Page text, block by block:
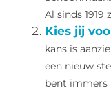
Al sinds 1919
Kies jij
kans is
een nieuw
bent immers